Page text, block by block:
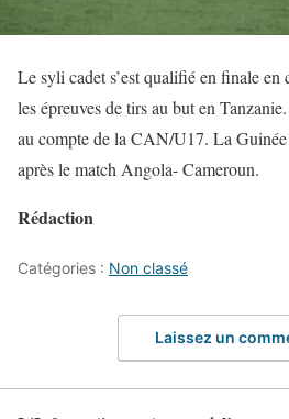
Le syli cadet s’est qualifié en finale
les épreuves de tirs au but en
au compte de la CAN/U17. La Guinée
après le match Angola- Cameroun.
Rédaction
Catégories : Non classé
Laissez un